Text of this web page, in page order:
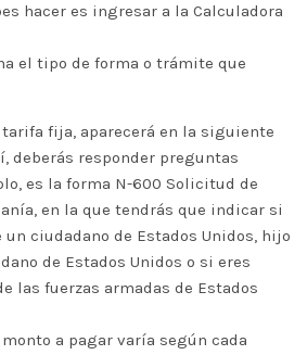
hacer es ingresar a la Calculadora
el tipo de forma o trámite que
fija, aparecerá en la siguiente
deberás responder preguntas
es la forma N-600 Solicitud de
en la que tendrás que indicar si
ciudadano de Estados Unidos, hijo
de Estados Unidos o si eres
las fuerzas armadas de Estados
a pagar varía según cada